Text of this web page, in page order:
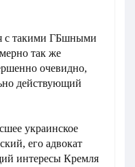
с такими ГБшными
так же
очевидно,
действующий
украинское
его адвокат
интересы Кремля